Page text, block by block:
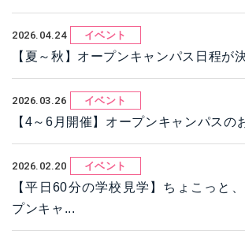
2026.04.24 イベント
【夏～秋】オープンキャンパス日程が
2026.03.26 イベント
【4～6月開催】オープンキャンパスの
2026.02.20 イベント
【平日60分の学校見学】ちょこっと
プンキャ...